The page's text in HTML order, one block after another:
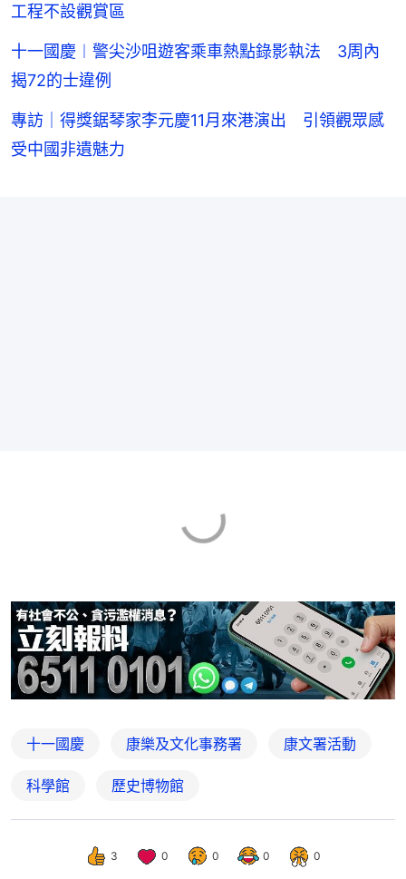
工程不設觀賞區
十一國慶︱警尖沙咀遊客乘車熱點錄影執法 3周內
揭72的士違例
專訪｜得獎鋸琴家李元慶11月來港演出 引領觀眾感
受中國非遺魅力
十一國慶 康樂及文化事務署 康文署活動
科學館 歷史博物館
3 0 0 0 0